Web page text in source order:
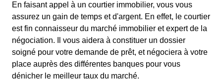
En faisant appel à un courtier immobilier, vous vous
assurez un gain de temps et d'argent. En effet, le courtier
est fin connaisseur du marché immobilier et expert de la
négociation. Il vous aidera à constituer un dossier
soigné pour votre demande de prêt, et négociera à votre
place auprès des différentes banques pour vous
dénicher le meilleur taux du marché.